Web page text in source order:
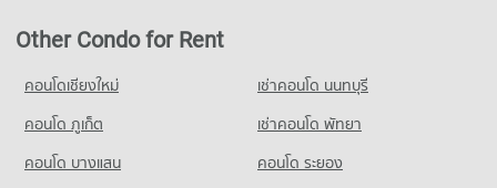
Other Condo for Rent
คอนโดเชียงใหม่
เช่าคอนโด นนทบุรี
คอนโด ภูเก็ต
เช่าคอนโด พัทยา
คอนโด บางแสน
คอนโด ระยอง